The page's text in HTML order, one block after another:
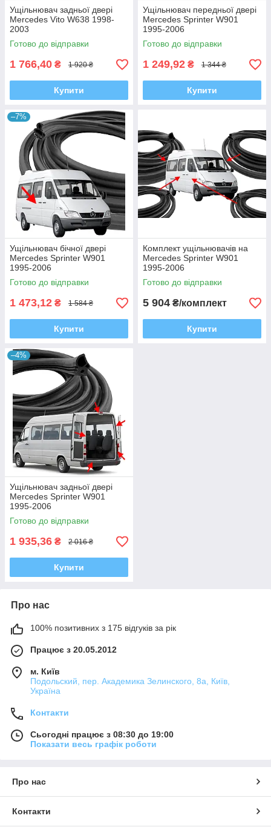
Ущільнювач задньої двері
Mercedes Vito W638 1998-
2003
Готово до відправки
1 766,40 ₴ 1 920 ₴
Купити
Ущільнювач передньої двері
Mercedes Sprinter W901
1995-2006
Готово до відправки
1 249,92 ₴ 1 344 ₴
Купити
–7%
Ущільнювач бічної двері
Mercedes Sprinter W901
1995-2006
Готово до відправки
1 473,12 ₴ 1 584 ₴
Купити
Комплект ущільнювачів на
Mercedes Sprinter W901
1995-2006
Готово до відправки
5 904 ₴/комплект
Купити
–4%
Ущільнювач задньої двері
Mercedes Sprinter W901
1995-2006
Готово до відправки
1 935,36 ₴ 2 016 ₴
Купити
Про нас
100% позитивних з 175 відгуків за рік
Працює з 20.05.2012
м. Київ
Подольский, пер. Академика Зелинского, 8а, Київ,
Україна
Контакти
Сьогодні працює з 08:30 до 19:00
Показати весь графік роботи
Про нас
Контакти